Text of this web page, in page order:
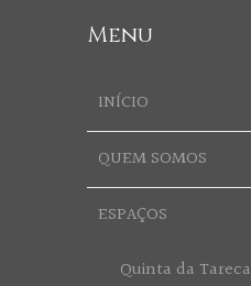
Menu
INÍCIO
QUEM SOMOS
ESPAÇOS
Quinta da Tareca